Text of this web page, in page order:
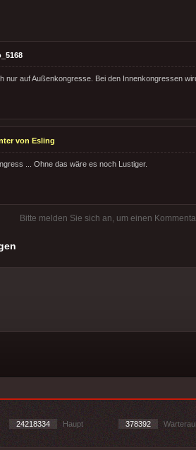
nur auf Außenkongresse. Bei den Innenkongressen
von Esling
... Ohne das wäre es noch Lustiger.
Bitte melden Sie sich an, um einen
24218334 Haupt 378392